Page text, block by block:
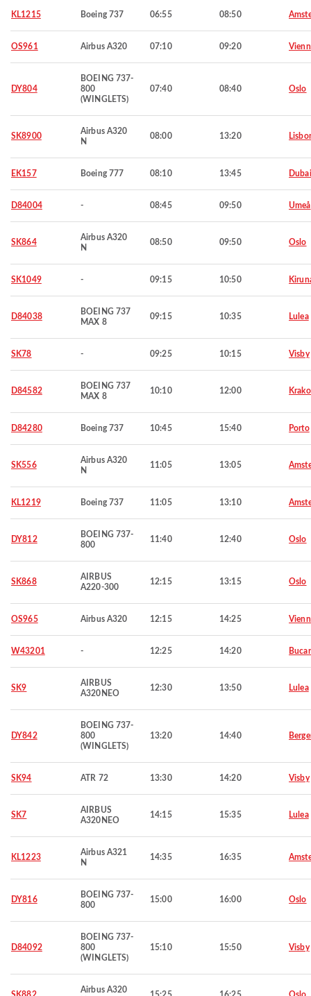
KL1215 Boeing 737 06:55 08:50
OS961 Airbus A320 07:10 09:20
DY804
BOEING 737-
800
(WINGLETS)
07:40 08:40 Oslo
SK8900
Airbus A320
N
08:00 13:20
EK157 Boeing 777 08:10 13:45 Dubai
D84004 - 08:45 09:50 Umeå
SK864
Airbus A320
N
08:50 09:50 Oslo
SK1049 - 09:15 10:50
D84038
BOEING 737
MAX 8
09:15 10:35 Lulea
SK78 - 09:25 10:15 Visby
D84582
BOEING 737
MAX 8
10:10 12:00
D84280 Boeing 737 10:45 15:40 Porto
SK556
Airbus A320
N
11:05 13:05
KL1219 Boeing 737 11:05 13:10
DY812
BOEING 737-
800
11:40 12:40 Oslo
SK868
AIRBUS
A220-300
12:15 13:15 Oslo
OS965 Airbus A320 12:15 14:25
W43201 - 12:25 14:20
SK9
AIRBUS
A320NEO
12:30 13:50 Lulea
DY842
BOEING 737-
800
(WINGLETS)
13:20 14:40
SK94 ATR 72 13:30 14:20 Visby
SK7
AIRBUS
A320NEO
14:15 15:35 Lulea
KL1223
Airbus A321
N
14:35 16:35
DY816
BOEING 737-
800
15:00 16:00 Oslo
D84092
BOEING 737-
800
(WINGLETS)
15:10 15:50 Visby
Airbus A320